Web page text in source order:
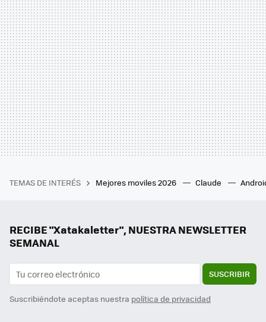
TEMAS DE INTERÉS Mejores moviles 2026 Claude
RECIBE "Xatakaletter", NUESTRA NEWSLETTER
SEMANAL
SUSCRIBIR
Suscribiéndote aceptas nuestra política de privacidad